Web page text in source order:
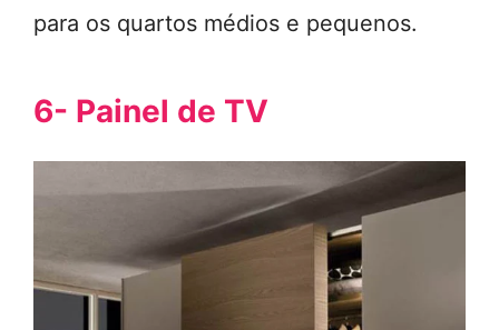
para os quartos médios e pequenos.
6- Painel de TV